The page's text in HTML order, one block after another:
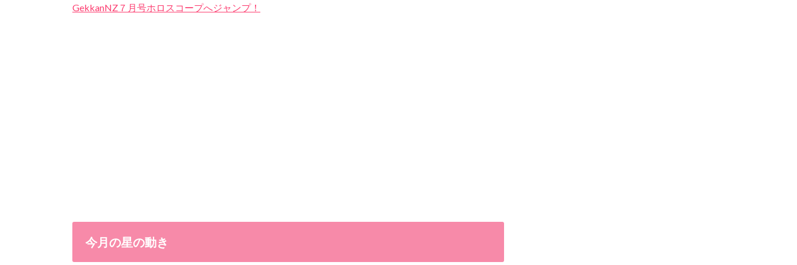
GekkanNZ７月号ホロスコープへジャンプ！
今月の星の動き